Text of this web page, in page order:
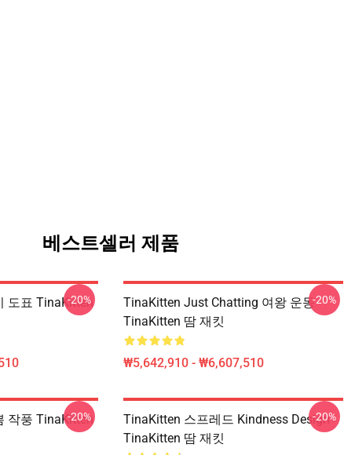
베스트셀러 제품
도표 TinaKitten
-20%
TinaKitten Just Chatting 여왕 운동
TinaKitten 땀 재킷
₩5,642,910 - ₩6,607,510
-20%
작풍 TinaKitten
-20%
TinaKitten 스프레드 Kindness Design
TinaKitten 땀 재킷
-20%